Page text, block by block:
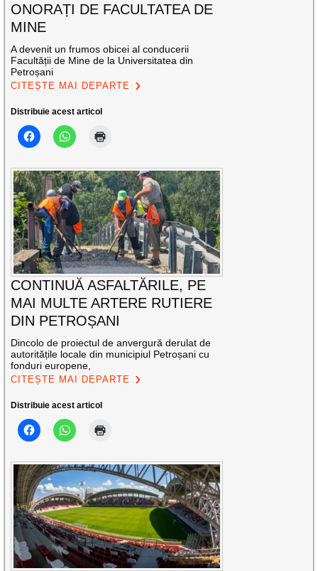
ONORAȚI DE FACULTATEA DE
MINE
A devenit un frumos obicei al conducerii
Facultății de Mine de la Universitatea din
Petroșani
CITEȘTE MAI DEPARTE
Distribuie acest articol
CONTINUĂ ASFALTĂRILE, PE
MAI MULTE ARTERE RUTIERE
DIN PETROȘANI
Dincolo de proiectul de anvergură derulat de
autoritățile locale din municipiul Petroșani cu
fonduri europene,
CITEȘTE MAI DEPARTE
Distribuie acest articol